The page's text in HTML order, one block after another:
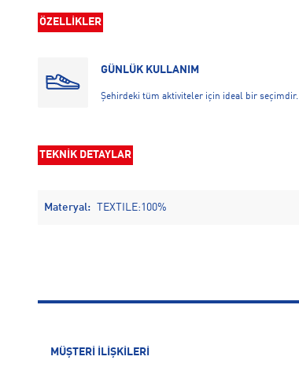
ÖZELLİKLER
GÜNLÜK KULLANIM
Şehirdeki tüm aktiviteler için ideal bir seçimdir.
TEKNİK DETAYLAR
Materyal: TEXTILE:100%
MÜŞTERİ İLİŞKİLERİ